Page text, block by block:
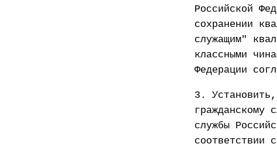
Российской
сохранении
служащим"
классными
Федерации
3.
гражданскому
службы
соответствии